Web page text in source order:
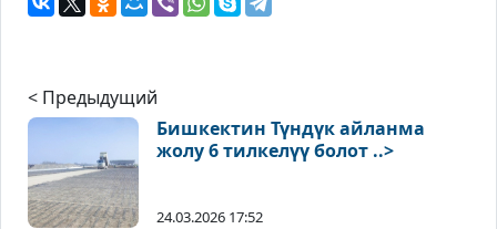
< Предыдущий
Бишкектин Түндүк айланма
жолу 6 тилкелүү болот ..>
24.03.2026 17:52